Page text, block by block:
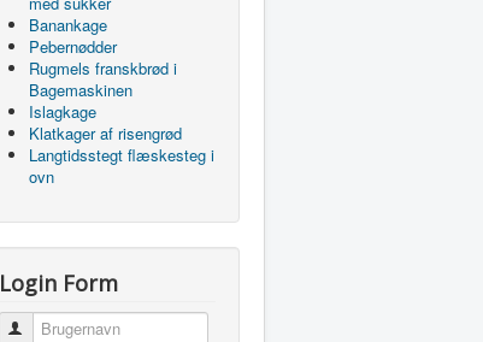
Banankage
Pebernødder
Rugmels franskbrød i
Bagemaskinen
Islagkage
Klatkager af risengrød
Langtidsstegt flæskesteg i
ovn
Login Form
Brugernavn